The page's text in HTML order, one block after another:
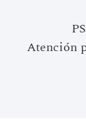
Atención